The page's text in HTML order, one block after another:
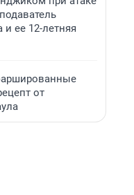
и ее 12-летняя
от